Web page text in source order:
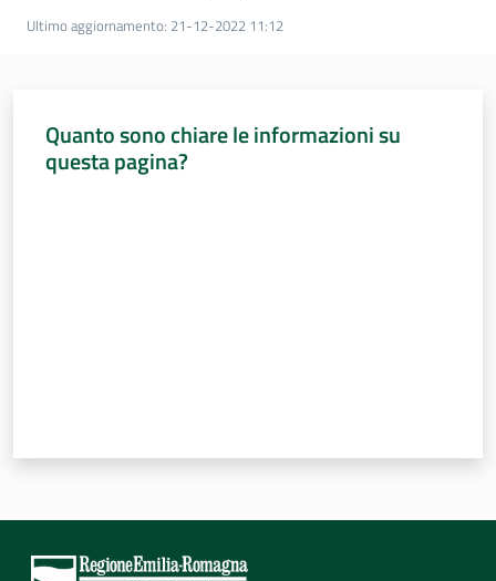
Ultimo aggiornamento: 21-12-2022 11:12
Quanto sono chiare le informazioni su
questa pagina?